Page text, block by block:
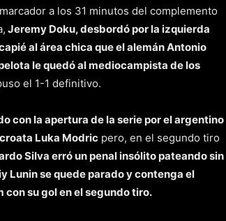
a los 31 minutos del complemento
Jeremy Doku, desbordó por la izquierda
al área chica que el alemán Antonio
le quedó al mediocampista de los
el 1-1 definitivo.
con la apertura de la serie por el argentino
Luka Modric pero, en el segundo tiro
Silva erró un penal insólito pateando sin
Lunin se quede parado y contenga el
con su gol en el segundo tiro.